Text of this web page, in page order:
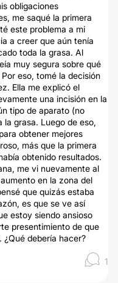
obligaciones
me saqué la primera
este problema a mi
a creer que aún tenía
toda la grasa. Al
muy segura sobre qué
eso, tomé la decisión
Ella me explicó el
una incisión en la
tipo de aparato (no
grasa. Luego de eso,
obtener mejores
más que la primera
obtenido resultados.
me vi nuevamente al
en la zona del
que quizás estaba
es que se ve así
estoy siendo ansioso
presentimiento de que
debería hacer?
1